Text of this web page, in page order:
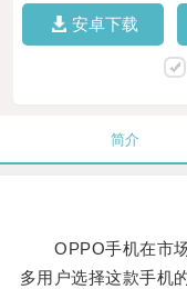
安卓下载
简介
OPPO手机在市场
多用户选择这款手机